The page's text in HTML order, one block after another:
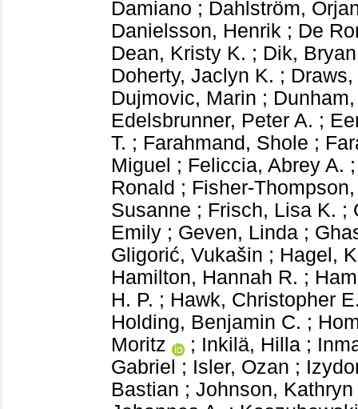
Damiano ; Dahlström,
Danielsson, Henrik ; De
Dean, Kristy K. ; Dik,
Doherty, Jaclyn K. ; Draws,
Dujmovic, Marin ;
Edelsbrunner, Peter A. ;
T. ; Farahmand, Shole ;
Miguel ; Feliccia, Abrey A.
Ronald ; Fisher-
Susanne ; Frisch, Lisa K. ;
Emily ; Geven, Linda ;
Gligorić, Vukašin ; Hagel,
Hamilton, Hannah R. ;
H. P. ; Hawk, Christopher
Holding, Benjamin C. ;
Moritz
; Inkilä, Hilla ;
Gabriel ; Isler, Ozan ;
Bastian ; Johnson, Kathryn